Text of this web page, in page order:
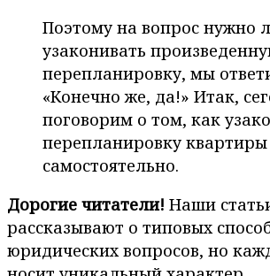
Поэтому на вопрос нужно
узаконивать
перепланировку, мы
«Конечно же, да!» Итак,
поговорим о том, как
перепланировку квартиры
самостоятельно.
Дорогие читатели! Наши
рассказывают о типовых
юридических вопросов, но